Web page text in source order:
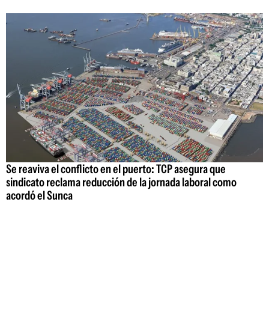
Se reaviva el conflicto en el puerto: TCP asegura que
sindicato reclama reducción de la jornada laboral como
acordó el Sunca